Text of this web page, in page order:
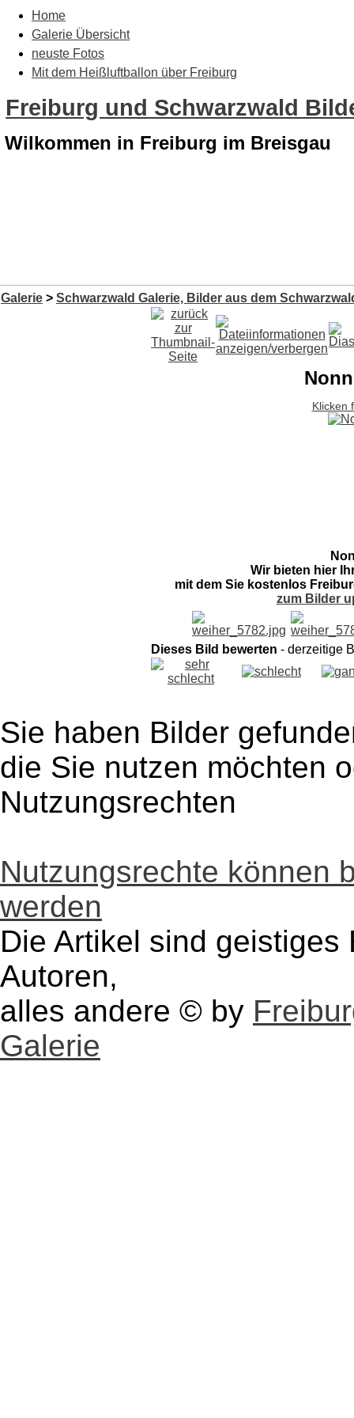
Home
Galerie Übersicht
neuste Fotos
Mit dem Heißluftballon über Freiburg
Freiburg und Schwarzwald
Wilkommen in Freiburg im Breisgau
Galerie > Schwarzwald Galerie, Bilder aus dem
Klicken
Wir bieten hier
mit dem Sie kostenlos
zum Bilder
Dieses Bild bewerten - derzeitige
Sie haben Bilder
die Sie nutzen möchten
Nutzungsrechten
Nutzungsrechte können
werden
Die Artikel sind
Autoren,
alles andere © by
Galerie